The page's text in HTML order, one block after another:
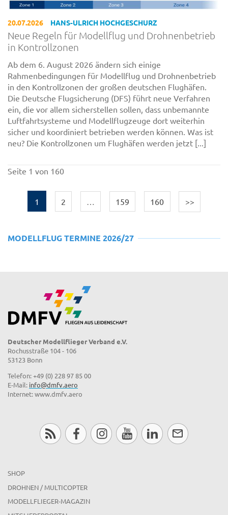
20.07.2026 HANS-ULRICH HOCHGESCHURZ
Neue Regeln für Modellflug und Drohnenbetrieb
in Kontrollzonen
Ab dem 6. August 2026 ändern sich einige
Rahmenbedingungen für Modellflug und Drohnenbetrieb
in den Kontrollzonen der großen deutschen Flughäfen.
Die Deutsche Flugsicherung (DFS) führt neue Verfahren
ein, die vor allem sicherstellen sollen, dass unbemannte
Luftfahrtsysteme und Modellflugzeuge dort weiterhin
sicher und koordiniert betrieben werden können. Was ist
neu? Die Kontrollzonen um Flughäfen werden jetzt [...]
Seite 1 von 160
1 2 159 160 >>
MODELLFLUG TERMINE 2026/27
Deutscher Modellflieger Verband e.V.
Rochusstraße 104 - 106
53123 Bonn
Telefon: +49 (0) 228 97 85 00
E-Mail: info@dmfv.aero
Internet: www.dmfv.aero
SHOP
DROHNEN / MULTICOPTER
MODELLFLIEGER-MAGAZIN